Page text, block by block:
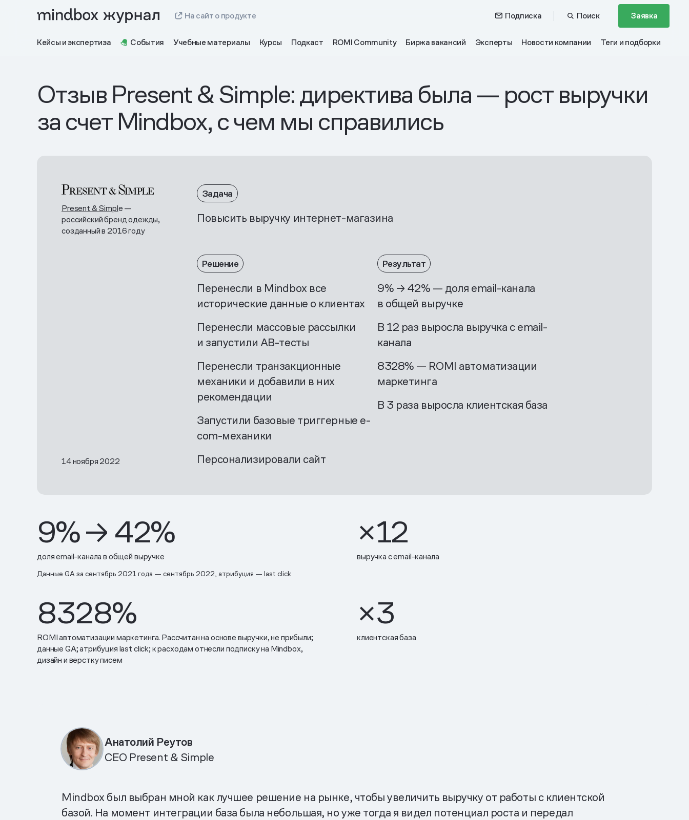
На сайт о продукте Подписка Поиск Заявка
Кейсы и экспертиза События Учебные материалы Курсы Подкаст ROMI Community Биржа вакансий Эксперты Новости компании Теги и подборки
Отзыв Present & Simple: директива была — рост выручки
за счет Mindbox, с чем мы справились
Present & Simple —
российский бренд одежды,
созданный в 2016 году
Задача
Повысить выручку интернет-магазина
Решение
Перенесли в Mindbox все
исторические данные о клиентах
Перенесли массовые рассылки
и запустили AB-тесты
Перенесли транзакционные
механики и добавили в них
рекомендации
Запустили базовые триггерные е-
com-механики
Персонализировали сайт
Результат
9% → 42% — доля email-канала
в общей выручке
В 12 раз выросла выручка с email-
канала
8328% — ROMI автоматизации
маркетинга
В 3 раза выросла клиентская база
14 ноября 2022
9% → 42%
доля email-канала в общей выручке
×12
выручка с email-канала
Данные GA за сентябрь 2021 года — сентябрь 2022, атрибуция — last click
8328%
ROMI автоматизации маркетинга. Рассчитан на основе выручки, не прибыли;
данные GA; атрибуция last click; к расходам отнесли подписку на Mindbox,
дизайн и верстку писем
×3
клиентская база
Анатолий Реутов
CEO Present & Simple
Mindbox был выбран мной как лучшее решение на рынке, чтобы увеличить выручку от работы с клиентской
базой. На момент интеграции база была небольшая, но уже тогда я видел потенциал роста и передал